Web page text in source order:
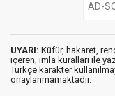
UYARI: Küfür, hakaret,
içeren, imla kuralları ile
Türkçe karakter
onaylanmamaktadır.